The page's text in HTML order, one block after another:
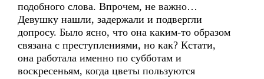
подобного слова. Впрочем, не важно…
Девушку нашли, задержали и подвергли
допросу. Было ясно, что она каким-то образом
связана с преступлениями, но как? Кстати,
она работала именно по субботам и
воскресеньям, когда цветы пользуются